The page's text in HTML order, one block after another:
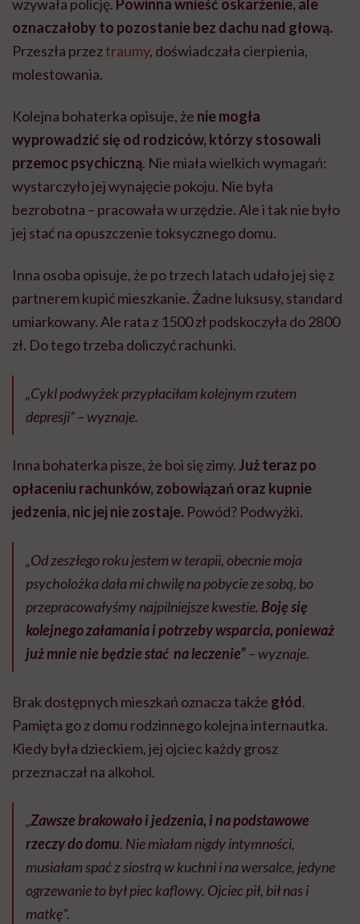
wzywała policję. Powinna wnieść oskarżenie, ale
oznaczałoby to pozostanie bez dachu nad głową.
Przeszła przeztraumy, doświadczała cierpienia,
molestowania.
Kolejna bohaterka opisuje, że nie mogła
wyprowadzić się od rodziców, którzy stosowali
przemoc psychiczną. Nie miała wielkich wymagań:
wystarczyło jej wynajęcie pokoju. Nie była
bezrobotna – pracowała w urzędzie. Ale i tak nie było
jej stać na opuszczenie toksycznego domu.
Inna osoba opisuje, że po trzech latach udało jej się z
partnerem kupić mieszkanie. Żadne luksusy, standard
umiarkowany. Ale rata z 1500 zł podskoczyła do 2800
zł. Do tego trzeba doliczyć rachunki.
„Cykl podwyżek przypłaciłam kolejnym rzutem
depresji” – wyznaje.
Inna bohaterka pisze, że boi się zimy.Już teraz po
opłaceniu rachunków, zobowiązań oraz kupnie
jedzenia, nic jej nie zostaje. Powód? Podwyżki.
„Od zeszłego roku jestem w terapii, obecnie moja
psycholożka dała mi chwilę na pobycie ze sobą, bo
przepracowałyśmy najpilniejsze kwestie. Boję się
kolejnego załamania i potrzeby wsparcia, ponieważ
już mnie nie będzie stać na leczenie”– wyznaje.
Brak dostępnych mieszkań oznacza także głód.
Pamięta go z domu rodzinnego kolejna internautka.
Kiedy była dzieckiem, jej ojciec każdy grosz
przeznaczał na alkohol.
„Zawsze brakowało i jedzenia, i na podstawowe
rzeczy do domu. Nie miałam nigdy intymności,
musiałam spać z siostrą w kuchni i na wersalce, jedyne
ogrzewanie to był piec kaflowy. Ojciec pił, bił nas i
matkę”.